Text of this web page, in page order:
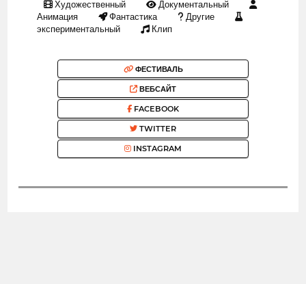
Художественный
Документальный
Анимация
Фантастика
Другие
экспериментальный
Клип
ФЕСТИВАЛЬ
ВЕБСАЙТ
FACEBOOK
TWITTER
INSTAGRAM